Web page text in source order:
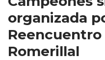
organizada
Reencuentro
Romerillal